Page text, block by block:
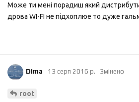
Може ти мені порадиш який
дрова WI-FI не підхоплюе то дуже
Dima 13 серп 2016 р. Змінено
root